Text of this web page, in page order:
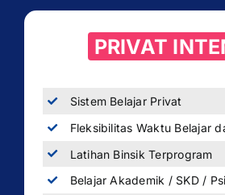
PRIVAT
Sistem Belajar Privat
Fleksibilitas Waktu Belajar
Latihan Binsik Terprogram
Belajar Akademik / SKD /